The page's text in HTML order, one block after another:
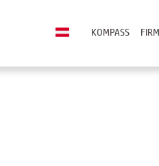
KOMPASS